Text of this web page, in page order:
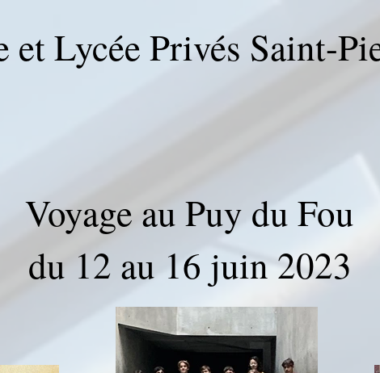
et Lycée Privés Saint-
Voyage au Puy du Fou
du 12 au 16 juin 2023